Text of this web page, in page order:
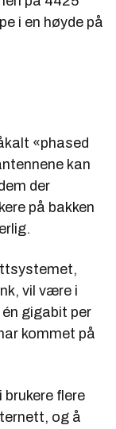
i en høyde på
«phased
kan
der
på bakken
vil være i
gigabit per
kommet på
flere
og å